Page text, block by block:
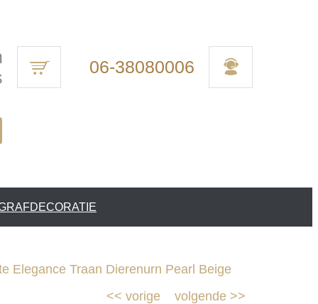
06-38080006
Elegance Traan Dierenurn Pearl Beige
volgende >>
<< vorige